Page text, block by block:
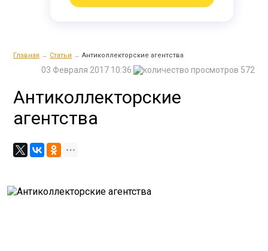
Главная → Статьи → Антиколлекторские агентства
572
03 Февраля 2017 10:36
Антиколлекторские
агентства